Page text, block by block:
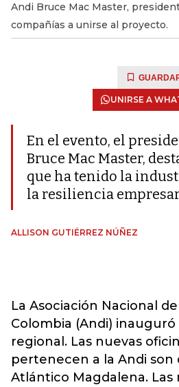
Andi Bruce Mac Master,
compañías a unirse al proyecto.
UNIRSE A
En el evento, el
Bruce Mac Master,
que ha tenido la
la resiliencia
ALLISON GUTIÉRREZ NÚÑEZ
La Asociación Nacional
Colombia (Andi)
regional. Las nuevas
pertenecen a la Andi son
Atlántico Magdalena. Las